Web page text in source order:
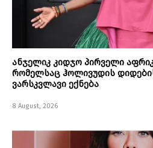
ანჯელიკ კიდჯო პირველი
რომელსაც ჰოლივუდის
ვარსკვლავი ექნება
8 August, 2026